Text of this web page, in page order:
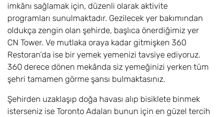
imkânı sağlamak için, düzenli olarak aktivite
programları sunulmaktadır. Gezilecek yer bakımından
oldukça zengin olan şehirde, başlıca önerdiğimiz yer
CN Tower. Ve mutlaka oraya kadar gitmişken 360
Restoran’da ise bir yemek yemenizi tavsiye ediyoruz.
360 derece dönen mekânda siz yemeğinizi yerken tüm
şehri tamamen görme şansı bulmaktasınız.
Şehirden uzaklaşıp doğa havası alıp bisiklete binmek
isterseniz ise Toronto Adaları bunun için en güzel tercih